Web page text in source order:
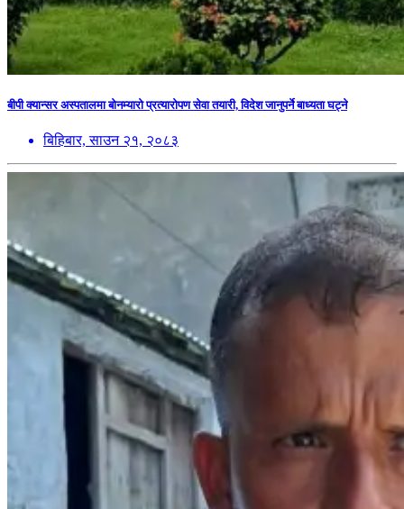
बीपी क्यान्सर अस्पतालमा बोनम्यारो प्रत्यारोपण सेवा तयारी, विदेश जानुपर्ने बाध्यता घट्ने
बिहिबार, साउन २१, २०८३